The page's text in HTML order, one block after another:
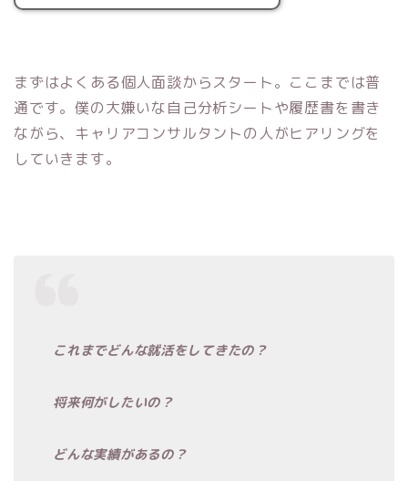
まずはよくある個人面談からスタート。ここまでは普
通です。僕の大嫌いな自己分析シートや履歴書を書き
ながら、キャリアコンサルタントの人がヒアリングを
していきます。
これまでどんな就活をしてきたの？
将来何がしたいの？
どんな実績があるの？